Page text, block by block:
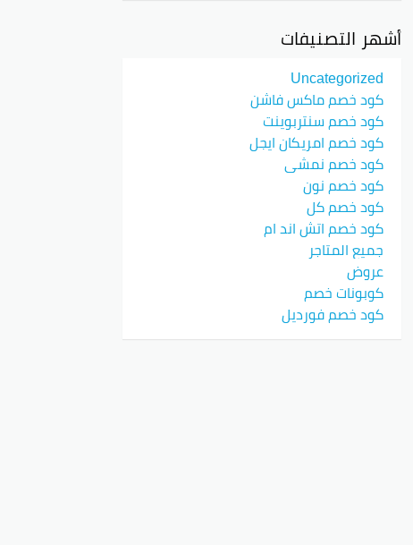
أشهر التصنيفات
Uncategorized
كود خصم ماكس فاشن
كود خصم سنتربوينت
كود خصم امريكان ايجل
كود خصم نمشي
كود خصم نون
كود خصم كل
كود خصم اتش اند ام
جميع المتاجر
عروض
كوبونات خصم
كود خصم فورديل